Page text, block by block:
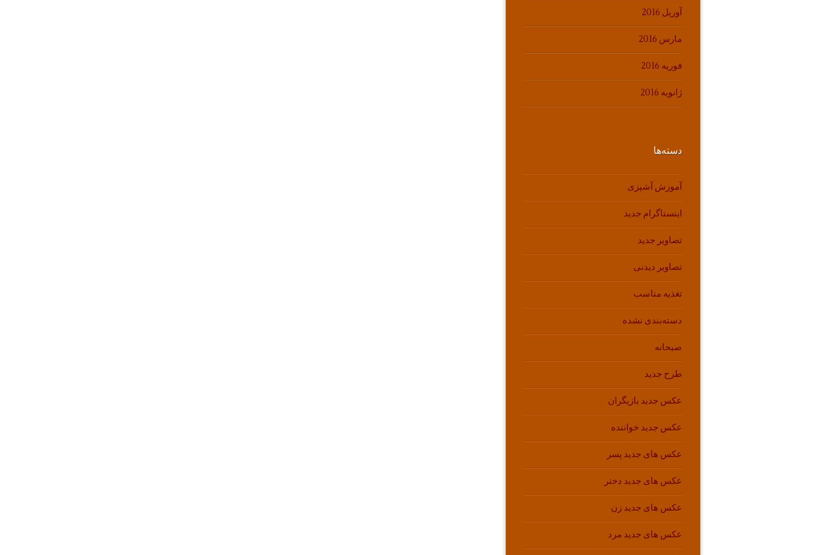
آوریل 2016
مارس 2016
فوریه 2016
ژانویه 2016
دسته‌ها
آموزش آشپزی
اینستاگرام جدید
تصاویر جدید
تصاویر دیدنی
تغذیه مناسب
دسته‌بندی نشده
صبحانه
طرح جدید
عکس جدید بازیگران
عکس جدید خواننده
عکس های جدید پسر
عکس های جدید دختر
عکس های جدید زن
عکس های جدید مرد